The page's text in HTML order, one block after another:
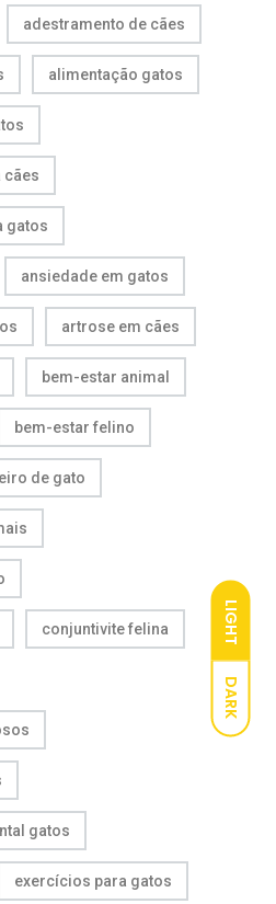
LIGHT
DARK
adestramento de cães
alimentação gatos
cães
gatos
ansiedade em gatos
artrose em cães
bem-estar animal
bem-estar felino
de gato
conjuntivite felina
gatos
exercícios para gatos